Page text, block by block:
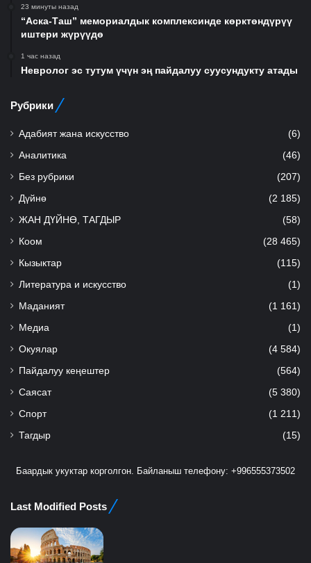
23 минуты назад
“Аска-Таш” мемориалдык комплексинде көрктөндүрүү
иштери жүрүүдө
1 час назад
Невролог эс тутум үчүн эң пайдалуу суусундукту атады
Рубрики
Адабият жана искусство (6)
Аналитика (46)
Без рубрики (207)
Дүйнө (2 185)
ЖАН ДҮЙНӨ, ТАГДЫР (58)
Коом (28 465)
Кызыктар (115)
Литература и искусство (1)
Маданият (1 161)
Медиа (1)
Окуялар (4 584)
Пайдалуу кеңештер (564)
Саясат (5 380)
Спорт (1 211)
Тагдыр (15)
Баардык укуктар корголгон. Байланыш телефону: +996555373502
Last Modified Posts